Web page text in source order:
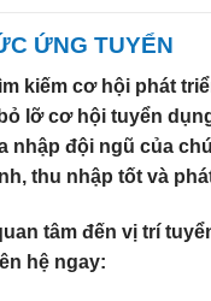
ỨNG TUYỂN
kiếm cơ hội phát
lỡ cơ hội tuyển
nhập đội ngũ của
thu nhập tốt và
tâm đến vị trí
hệ ngay: